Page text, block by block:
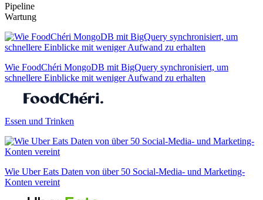
Pipeline
Wartung
Wie FoodChéri MongoDB mit BigQuery synchronisiert, um
schnellere Einblicke mit weniger Aufwand zu erhalten
Essen und Trinken
Wie Uber Eats Daten von über 50 Social-Media- und Marketing-
Konten vereint